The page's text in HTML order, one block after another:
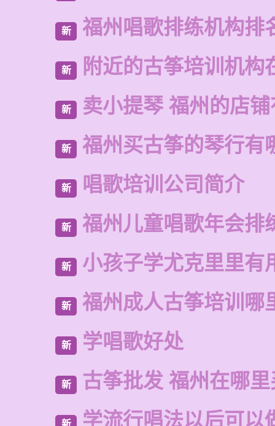
新 福州唱歌排练机构排
新 附近的古筝培训机构
新 卖小提琴 福州的店
新 福州买古筝的琴行有
新 唱歌培训公司简介
新 福州儿童唱歌年会排
新 小孩子学尤克里里有
新 福州成人古筝培训哪
新 学唱歌好处
新 古筝批发 福州在哪
新 学流行唱法以后可以